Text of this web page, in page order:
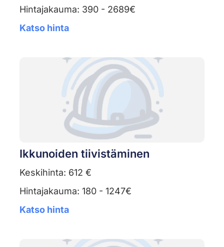
Hintajakauma: 390 - 2689€
Katso hinta
Ikkunoiden tiivistäminen
Keskihinta: 612 €
Hintajakauma: 180 - 1247€
Katso hinta